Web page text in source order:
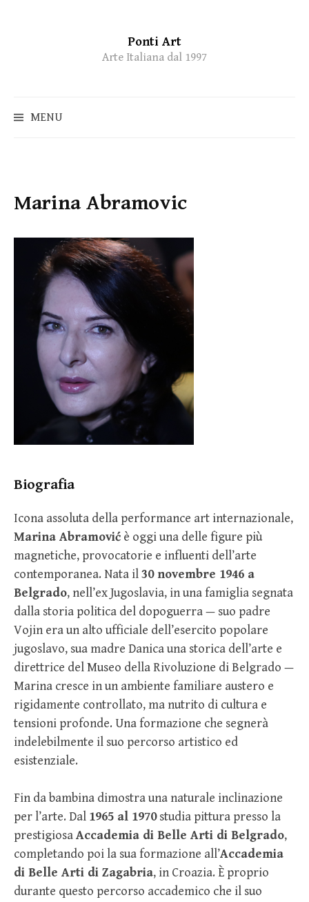
Ponti Art
Arte Italiana dal 1997
MENU
Marina Abramovic
Biografia
Icona assoluta della performance art internazionale,
Marina Abramović è oggi una delle figure più
magnetiche, provocatorie e influenti dell’arte
contemporanea. Nata il30 novembre 1946 a
Belgrado, nell’ex Jugoslavia, in una famiglia segnata
dalla storia politica del dopoguerra — suo padre
Vojin era un alto ufficiale dell’esercito popolare
jugoslavo, sua madre Danica una storica dell’arte e
direttrice del Museo della Rivoluzione di Belgrado —
Marina cresce in un ambiente familiare austero e
rigidamente controllato, ma nutrito di cultura e
tensioni profonde. Una formazione che segnerà
indelebilmente il suo percorso artistico ed
esistenziale.
Fin da bambina dimostra una naturale inclinazione
per l’arte. Dal 1965 al 1970studia pittura presso la
prestigiosaAccademia di Belle Arti di Belgrado,
completando poi la sua formazione all’Accademia
di Belle Arti di Zagabria, in Croazia. È proprio
durante questo percorso accademico che il suo